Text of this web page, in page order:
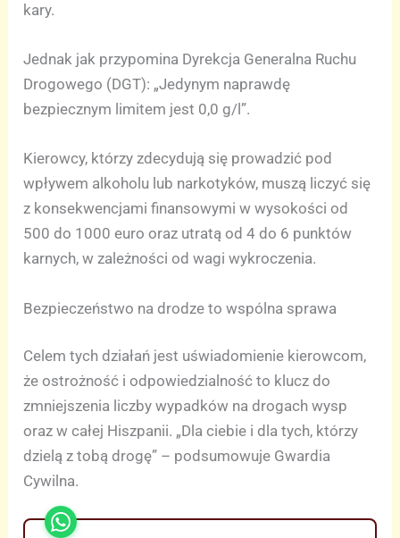
kary.
Jednak jak przypomina Dyrekcja Generalna Ruchu
Drogowego (DGT): „Jedynym naprawdę
bezpiecznym limitem jest 0,0 g/l”.
Kierowcy, którzy zdecydują się prowadzić pod
wpływem alkoholu lub narkotyków, muszą liczyć się
z konsekwencjami finansowymi w wysokości od
500 do 1000 euro oraz utratą od 4 do 6 punktów
karnych, w zależności od wagi wykroczenia.
Bezpieczeństwo na drodze to wspólna sprawa
Celem tych działań jest uświadomienie kierowcom,
że ostrożność i odpowiedzialność to klucz do
zmniejszenia liczby wypadków na drogach wysp
oraz w całej Hiszpanii. „Dla ciebie i dla tych, którzy
dzielą z tobą drogę” – podsumowuje Gwardia
Cywilna.